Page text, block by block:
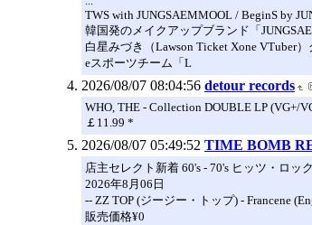
TWS with JUNGSAEMMOOL / BeginS by
韓国発のメイクアップブランド「
白星みづき（Lawson Ticket Xone VTuber）
eスポーツチーム「L
2026/08/07 08:04:56 detour records
WHO, THE - Collection DOUBLE LP (VG+/
￡11.99 *
2026/08/07 05:49:52 TIME BOMB
店主セレクト新着 60's - 70's ヒッツ・ロッ
2026年8月06日
-- ZZ TOP (ジージー・トップ) - Francene
販売価格¥0